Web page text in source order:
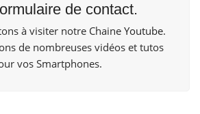
de contact.
à visiter notre Chaine Youtube.
de nombreuses vidéos et tutos
vos Smartphones.